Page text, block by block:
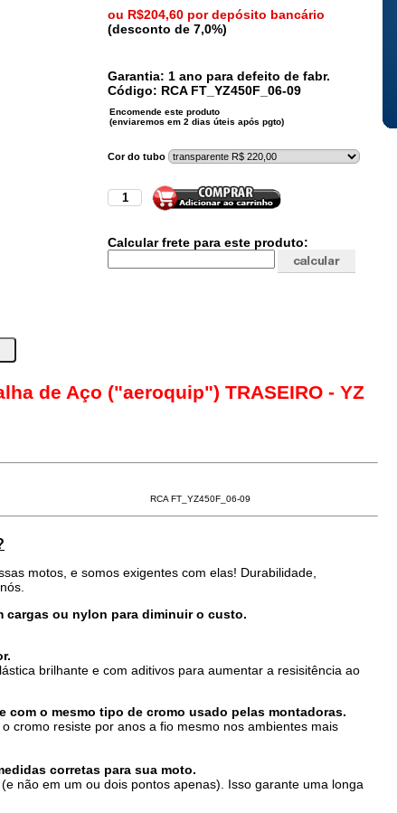
ou R$204,60 por depósito bancário
(desconto de 7,0%)
Garantia: 1 ano para defeito de fabr.
Código: RCAFT_YZ450F_06-09
Cor do tubo
Calcular frete para este produto:
de Aço ("aeroquip") TRASEIRO - YZ
RCA FT_YZ450F_06-09
motos, e somos exigentes com elas! Durabilidade,
cargas ou nylon para diminuir o custo.
brilhante e com aditivos para aumentar a resisitência ao
com o mesmo tipo de cromo usado pelas montadoras.
cromo resiste por anos a fio mesmo nos ambientes mais
corretas para sua moto.
não em um ou dois pontos apenas). Isso garante uma longa